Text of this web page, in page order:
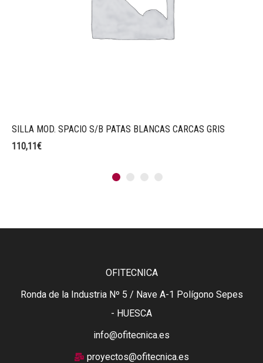
SILLA MOD. SPACIO S/B PATAS BLANCAS CARCAS GRIS
110,11€
OFITECNICA
Ronda de la Industria Nº 5 / Nave A-1 Polígono Sepes
- HUESCA
info@ofitecnica.es
proyectos@ofitecnica.es